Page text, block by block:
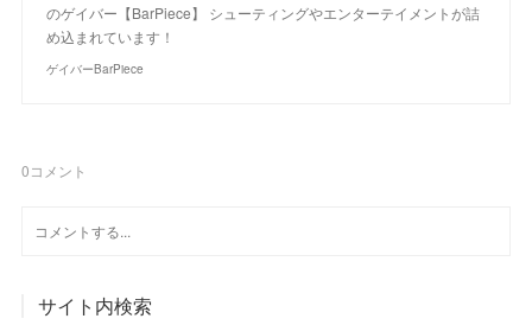
のゲイバー【BarPiece】 シューティングやエンターテイメントが詰
め込まれています！
ゲイバーBarPiece
0コメント
サイト内検索